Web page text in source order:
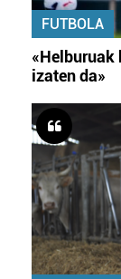
FUTBOLA
izaten da»